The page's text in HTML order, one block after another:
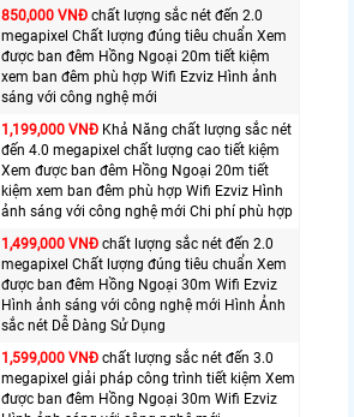
850,000 VNĐ chất lượng sắc nét đến 2.0
megapixel Chất lượng đúng tiêu chuẩn Xem
được ban đêm Hồng Ngoại 20m tiết kiệm
xem ban đêm phù hợp Wifi Ezviz Hình ảnh
sáng với công nghệ mới
1,199,000 VNĐ Khả Năng chất lượng sắc nét
đến 4.0 megapixel chất lượng cao tiết kiệm
Xem được ban đêm Hồng Ngoại 20m tiết
kiệm xem ban đêm phù hợp Wifi Ezviz Hình
ảnh sáng với công nghệ mới Chi phí phù hợp
1,499,000 VNĐ chất lượng sắc nét đến 2.0
megapixel Chất lượng đúng tiêu chuẩn Xem
được ban đêm Hồng Ngoại 30m Wifi Ezviz
Hình ảnh sáng với công nghệ mới Hình Ảnh
sắc nét Dễ Dàng Sử Dụng
1,599,000 VNĐ chất lượng sắc nét đến 3.0
megapixel giải pháp công trình tiết kiệm Xem
được ban đêm Hồng Ngoại 30m Wifi Ezviz